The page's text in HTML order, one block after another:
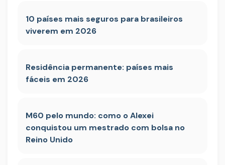
10 países mais seguros para brasileiros
viverem em 2026
Residência permanente: países mais
fáceis em 2026
M60 pelo mundo: como o Alexei
conquistou um mestrado com bolsa no
Reino Unido